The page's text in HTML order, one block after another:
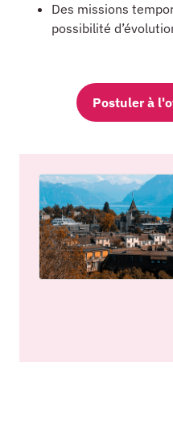
Des missions
possibilité
Postuler à